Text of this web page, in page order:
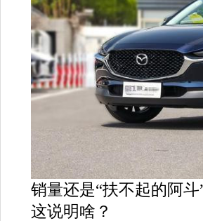
销量还是“扶不起的阿斗
这说明啥？